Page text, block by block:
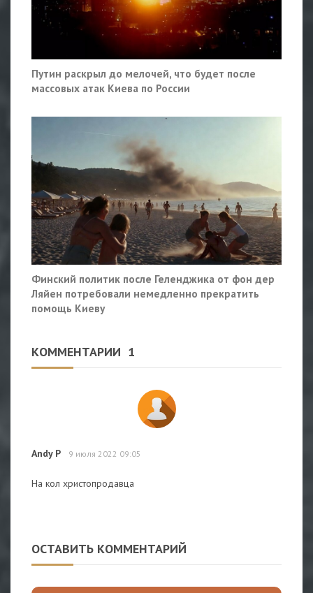
Путин раскрыл до мелочей, что будет после
массовых атак Киева по России
Финский политик после Геленджика от фон дер
Ляйен потребовали немедленно прекратить
помощь Киеву
КОММЕНТАРИИ 1
Andy P 9 июля 2022 09:05
На кол христопродавца
ОСТАВИТЬ КОММЕНТАРИЙ